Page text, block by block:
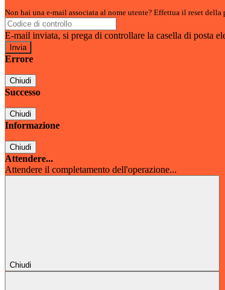
Non hai una e-mail associata al nome utente? Effettua il reset della
E-mail inviata, si prega di controllare la casella di posta
Errore
Chiudi
Successo
Chiudi
Informazione
Chiudi
Attendere...
Attendere il completamento dell'operazione...
Chiudi